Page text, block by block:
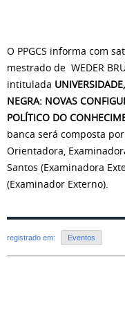
O PPGCS informa com
mestrado de WEDER
intitulada
NEGRA: NOVAS
POLÍTICO DO
banca será composta
Orientadora,
Santos (Examinadora
(Examinador Externo).
registrado em: Eventos